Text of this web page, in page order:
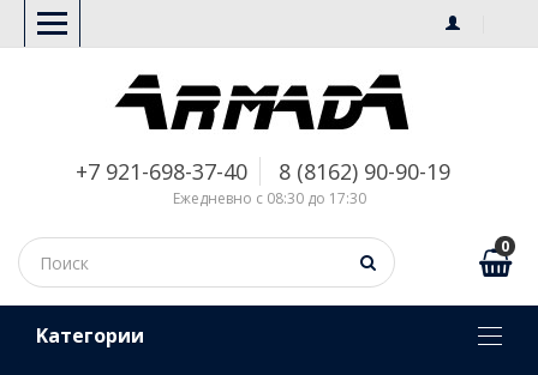
+7 921-698-37-40 8 (8162) 90-90-19
Ежедневно с 08:30 до 17:30
0
Kатегории